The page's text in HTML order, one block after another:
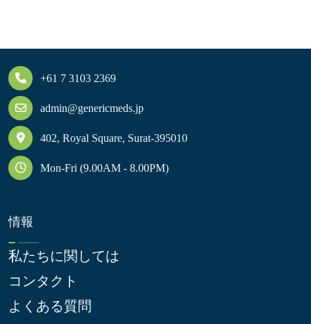
+61 7 3103 2369
admin@genericmeds.jp
402, Royal Square, Surat-395010
Mon-Fri (9.00AM - 8.00PM)
情報
私たちに関しては
コンタクト
よくある質問